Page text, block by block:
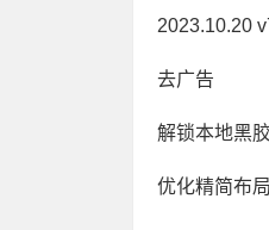
2023.10.20
去广告
解锁本地黑胶
优化精简布局